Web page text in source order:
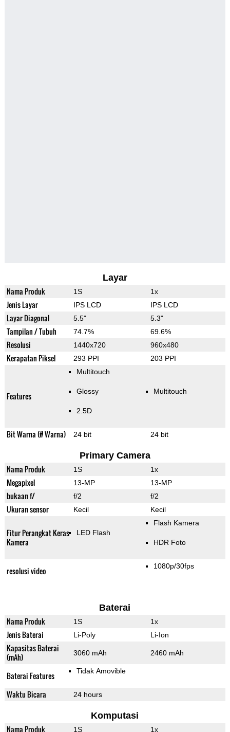
Layar
Nama Produk 1S 1x
Jenis Layar IPS LCD IPS LCD
Layar Diagonal 5.5" 5.3"
Tampilan / Tubuh 74.7% 69.6%
Resolusi 1440x720 960x480
Kerapatan Piksel 293 PPI 203 PPI
Features
Multitouch
Glossy
2.5D
Multitouch
Bit Warna (# Warna) 24 bit 24 bit
Primary Camera
Nama Produk 1S 1x
Megapixel 13-MP 13-MP
bukaan f/ f/2 f/2
Ukuran sensor Kecil Kecil
Fitur Perangkat Keras
Kamera
LED Flash
Flash Kamera
HDR Foto
resolusi video 1080p/30fps
Baterai
Nama Produk 1S 1x
Jenis Baterai Li-Poly Li-Ion
Kapasitas Baterai
(mAh)
3060 mAh 2460 mAh
Baterai Features Tidak Amovible
Waktu Bicara 24 hours
Komputasi
Nama Produk 1S 1x